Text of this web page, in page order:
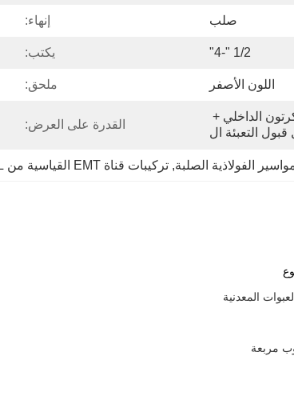
صلب إنهاء:
1/2 "-4" يكتب:
اللون الأصفر ملحق:
التعبئة ال
القدرة على العرض:
الفولاذية الصلبة, تركيبات قناة EMT القياسية من UL
مربعة